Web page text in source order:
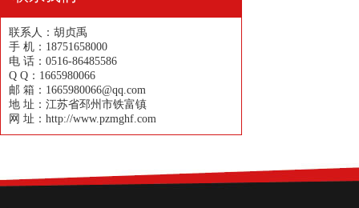
联系人：胡贞禹
手 机：18751658000
电 话：0516-86485586
Q Q：1665980066
邮 箱：1665980066@qq.com
地 址：江苏省邳州市铁富镇
网 址：http://www.pzmghf.com